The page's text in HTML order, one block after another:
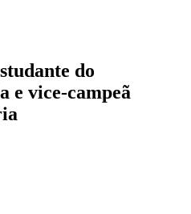
do
e vice-campeã